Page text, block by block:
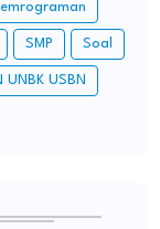
SMP Soal
UNBK USBN